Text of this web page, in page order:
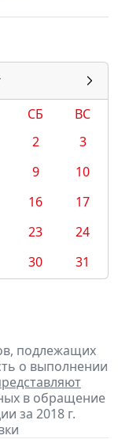
СБ
ВС
2
3
9
10
16
17
23
24
30 31
подлежащих
о выполнении
в обращение
за 2018 г.